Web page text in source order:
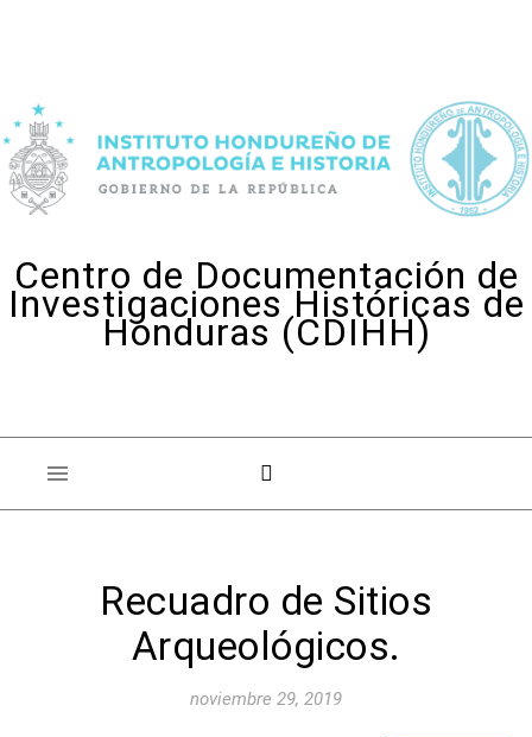
Centro de Documentación de
Investigaciones Históricas de
Honduras (CDIHH)
Recuadro de Sitios
Arqueológicos.
noviembre 29, 2019